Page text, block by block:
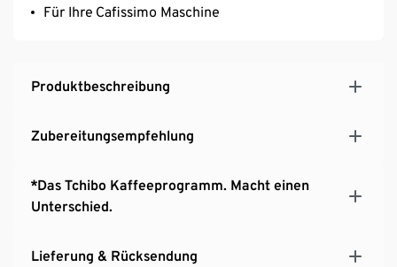
Für Ihre Cafissimo Maschine
Produktbeschreibung
Zubereitungsempfehlung
*Das Tchibo Kaffeeprogramm. Macht einen
Unterschied.
Lieferung & Rücksendung